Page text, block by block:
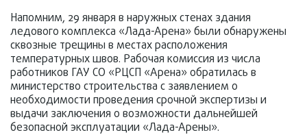
Напомним, 29 января в наружных стенах здания
ледового комплекса «Лада-Арена» были обнаружены
сквозные трещины в местах расположения
температурных швов. Рабочая комиссия из числа
работников ГАУ СО «РЦСП «Арена» обратилась в
министерство строительства с заявлением о
необходимости проведения срочной экспертизы и
выдачи заключения о возможности дальнейшей
безопасной эксплуатации «Лада-Арены».